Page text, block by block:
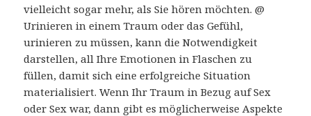
vielleicht sogar mehr, als Sie hören möchten. @
Urinieren in einem Traum oder das Gefühl,
urinieren zu müssen, kann die Notwendigkeit
darstellen, all Ihre Emotionen in Flaschen zu
füllen, damit sich eine erfolgreiche Situation
materialisiert. Wenn Ihr Traum in Bezug auf Sex
oder Sex war, dann gibt es möglicherweise Aspekte